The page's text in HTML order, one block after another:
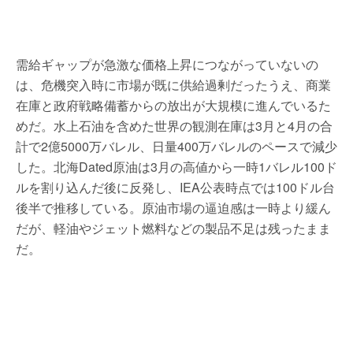
需給ギャップが急激な価格上昇につながっていないの
は、危機突入時に市場が既に供給過剰だったうえ、商業
在庫と政府戦略備蓄からの放出が大規模に進んでいるた
めだ。水上石油を含めた世界の観測在庫は3月と4月の合
計で2億5000万バレル、日量400万バレルのペースで減少
した。北海Dated原油は3月の高値から一時1バレル100ド
ルを割り込んだ後に反発し、IEA公表時点では100ドル台
後半で推移している。原油市場の逼迫感は一時より緩ん
だが、軽油やジェット燃料などの製品不足は残ったまま
だ。